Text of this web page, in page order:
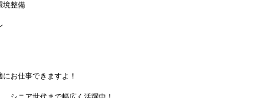
境整備
お仕事できますよ！